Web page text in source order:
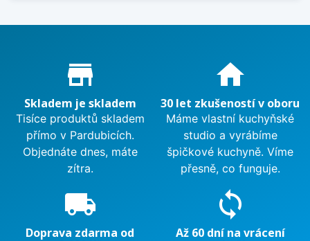
Proč nakupovat u nás?
store_mall_directory
Skladem je skladem
Tisíce produktů skladem
přímo v Pardubicích.
Objednáte dnes, máte
zítra.
home
30 let zkušeností v oboru
Máme vlastní kuchyňské
studio a vyrábíme
špičkové kuchyně. Víme
přesně, co funguje.
local_shipping
Doprava zdarma od
sync
Až 60 dní na vrácení